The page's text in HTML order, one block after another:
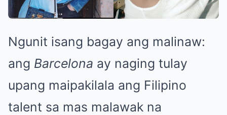
Ngunit isang bagay ang malinaw:
ang Barcelona ay naging tulay
upang maipakilala ang Filipino
talent sa mas malawak na